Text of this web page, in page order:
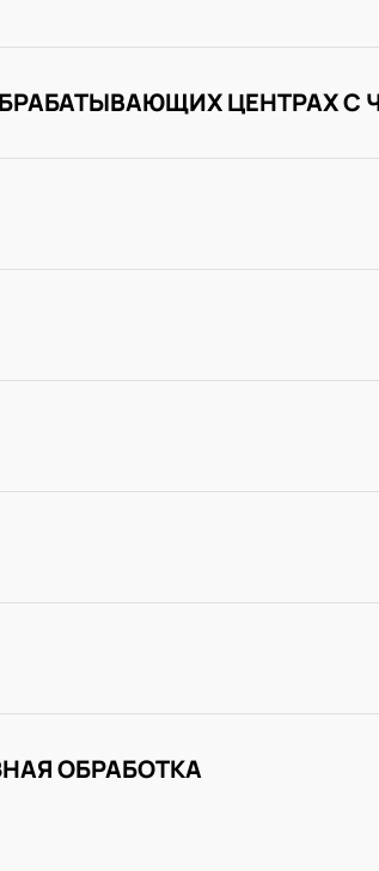
ЦЕНТРАХ С
ОБРАБОТКА